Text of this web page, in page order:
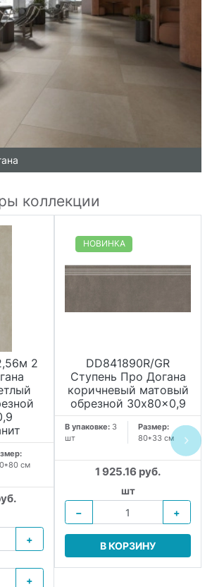
коллекции
2
см
+
+
НОВИНКА
DD841890R/GR
Ступень Про Догана
коричневый матовый
обрезной 30x80x0,9
В упаковке: 3
шт
Размер:
80*33 см
1 925.16 руб.
шт
−
+
В КОРЗИНУ